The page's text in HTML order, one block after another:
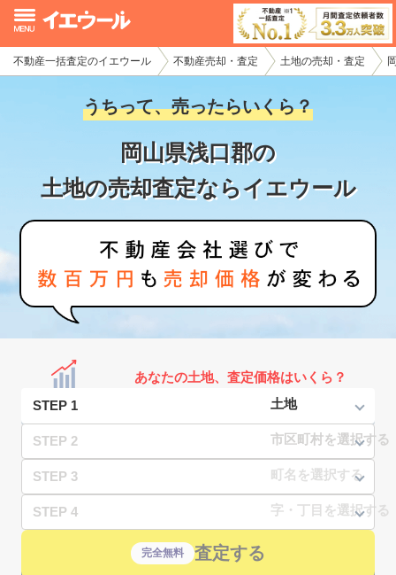
不動産一括査定のイエウール 不動産売却・査定 土地の売却・査定
うちって、売ったらいくら？
岡山県浅口郡の
土地の売却査定ならイエウール
あなたの土地、査定価格はいくら？
STEP 1
STEP 2
STEP 3
STEP 4
完全無料 査定する
イエウール加盟希望の不動産会社様
初めての方へ
不動産の売却・一括査定
家査定シミュレーター
お問い合わせ